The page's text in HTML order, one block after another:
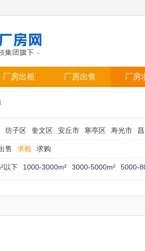
厂房出租 厂房出售 厂房
坊子区 奎文区 安丘市 寒亭区 寿光市
售 求租 求购
以下 1000-3000m² 3000-5000m² 5000-